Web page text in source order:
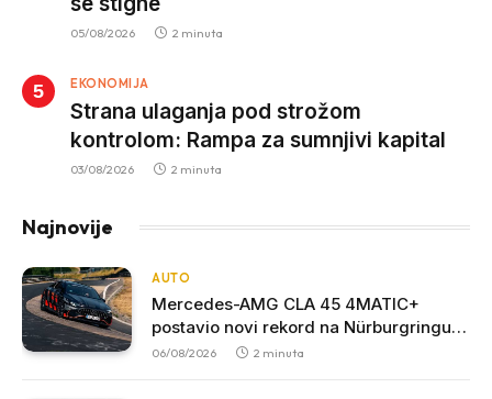
05/08/2026 2 minuta
EKONOMIJA
Strana ulaganja pod strožom
kontrolom: Rampa za sumnjivi kapital
03/08/2026 2 minuta
Najnovije
AUTO
Mercedes-AMG CLA 45 4MATIC+
postavio novi rekord na Nürburgringu:
Električna sportska limuzina najbrža u
06/08/2026 2 minuta